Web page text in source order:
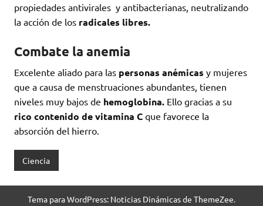
propiedades antivirales y antibacterianas, neutralizando
la acción de los radicales libres.
Combate la anemia
Excelente aliado para las personas anémicas y mujeres
que a causa de menstruaciones abundantes, tienen
niveles muy bajos de hemoglobina. Ello gracias a su
rico contenido de vitamina C que favorece la
absorción del hierro.
Ciencia
Tema para WordPress: Noticias Dinámicas de ThemeZee.